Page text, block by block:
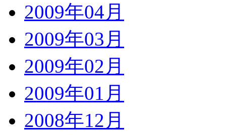
2009年04月
2009年03月
2009年02月
2009年01月
2008年12月